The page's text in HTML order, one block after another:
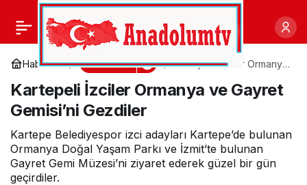
Haberler Gündem
Kartepeli İzciler Ormanya
Gezdiler
Kartepeli İzciler Ormanya ve Gayret
Gemisi’ni Gezdiler
Kartepe Belediyespor izci adayları Kartepe’de bulunan
Ormanya Doğal Yaşam Parkı ve İzmit’te bulunan
Gayret Gemi Müzesi’ni ziyaret ederek güzel bir gün
geçirdiler.
Kemer Belediyesi’nden
can dostlara yardım eli
Paylaş